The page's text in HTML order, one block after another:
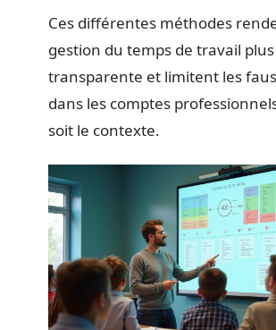
Ces différentes méthodes
gestion du temps de travail plus
transparente et limitent les
dans les comptes
soit le contexte.